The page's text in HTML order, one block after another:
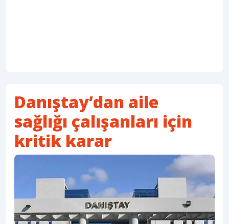
Danıştay’dan aile
sağlığı çalışanları için
kritik karar